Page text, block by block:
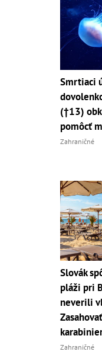
Smrtiaci
(†13)
pomôcť
Zahraničné
Slovák
pláži pri
neverili
Zahraničné